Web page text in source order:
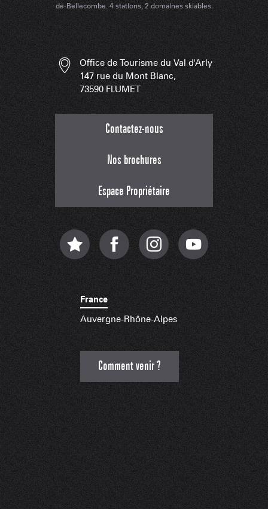
de-Bellecombe. 4 stations, 2 domaines skiables.
Office de Tourisme du Val d'Arly
147 rue du Mont Blanc,
73590 FLUMET
Contactez-nous
Nos brochures
Espace Propriétaire
France
Auvergne-Rhône-Alpes
Comment venir ?